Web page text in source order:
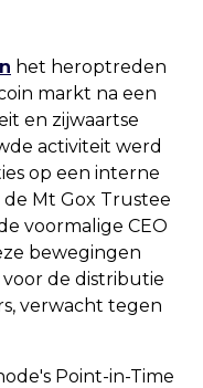
het heroptreden
markt na een
en zijwaartse
activiteit werd
op een interne
Mt Gox Trustee
voormalige CEO
bewegingen
de distributie
verwacht tegen
Point-in-Time